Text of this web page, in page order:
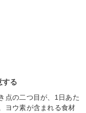
る
点の二つ目が、1日あた
ヨウ素が含まれる食材